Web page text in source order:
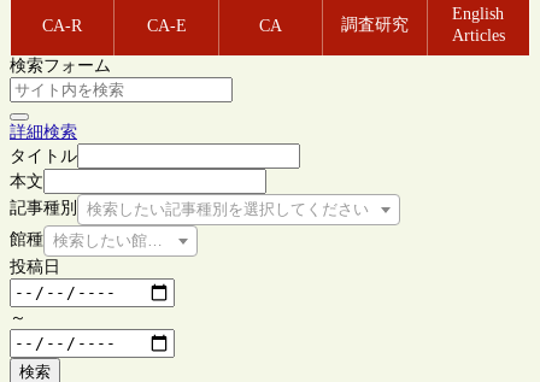
CA-R CA-E CA 調査研究
English
Articles
検索フォーム
詳細検索
タイトル
本文
記事種別
検索したい記事種別を選択してください
館種 検索したい館種を選択してください
投稿日
～
検索